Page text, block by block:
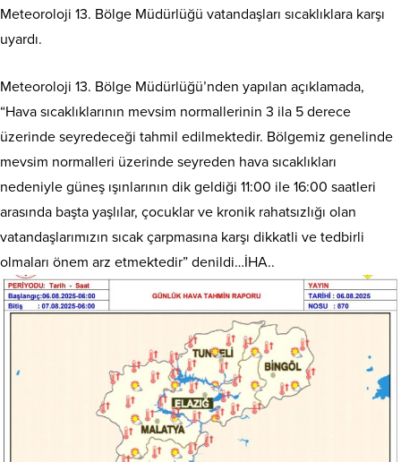
Meteoroloji 13. Bölge Müdürlüğü vatandaşları sıcaklıklara karşı
uyardı.
Meteoroloji 13. Bölge Müdürlüğü’nden yapılan açıklamada,
“Hava sıcaklıklarının mevsim normallerinin 3 ila 5 derece
üzerinde seyredeceği tahmil edilmektedir. Bölgemiz genelinde
mevsim normalleri üzerinde seyreden hava sıcaklıkları
nedeniyle güneş ışınlarının dik geldiği 11:00 ile 16:00 saatleri
arasında başta yaşlılar, çocuklar ve kronik rahatsızlığı olan
vatandaşlarımızın sıcak çarpmasına karşı dikkatli ve tedbirli
olmaları önem arz etmektedir” denildi…İHA..